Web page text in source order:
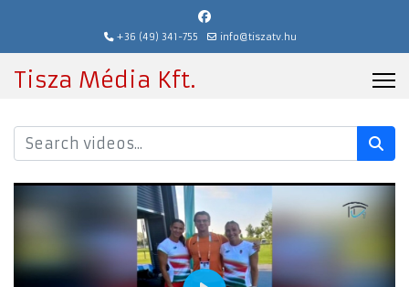
+36 (49) 341-755 info@tiszatv.hu
Tisza Média Kft.